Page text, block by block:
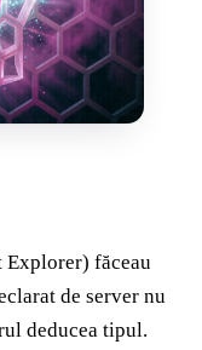
făceau
de server nu
deducea tipul.